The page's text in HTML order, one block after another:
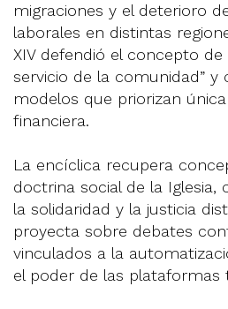
migraciones y el deterioro
laborales en distintas
XIV defendió el concepto de
servicio de la comunidad” y
modelos que priorizan
financiera.
La encíclica recupera
doctrina social de la Iglesia,
la solidaridad y la justicia
proyecta sobre debates
vinculados a la
el poder de las plataformas